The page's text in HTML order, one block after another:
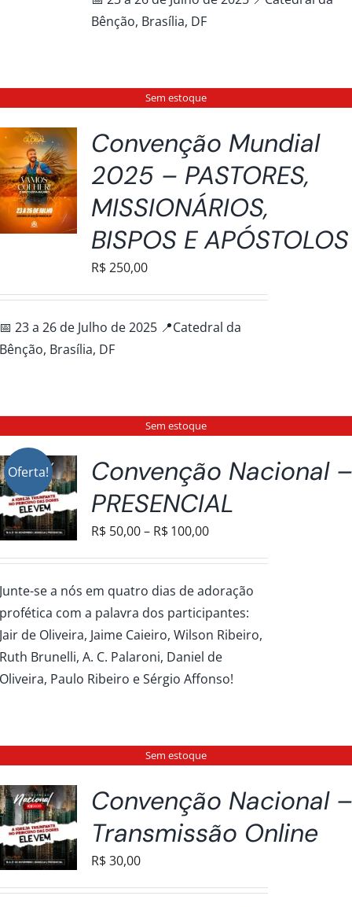
R$200,00
Bênção, Brasília, DF
Sem estoque
Convenção Mundial
2025 – PASTORES,
MISSIONÁRIOS,
BISPOS E APÓSTOLOS
R$250,00
📅 23 a 26 de Julho de 2025 📍Catedral da
Bênção, Brasília, DF
Sem estoque
Oferta!
Convenção Nacional
PRESENCIAL
R$ 50,00 – R$ 100,00Faixa
R$50,00
através
R$100,00
Junte-se a nós em quatro dias de adoração
profética com a palavra dos participantes:
Jair de Oliveira, Jaime Caieiro, Wilson Ribeiro,
Ruth Brunelli, A. C. Palaroni, Daniel de
Oliveira, Paulo Ribeiro e Sérgio Affonso!
Sem estoque
Convenção Nacional
Transmissão Online
R$30,00